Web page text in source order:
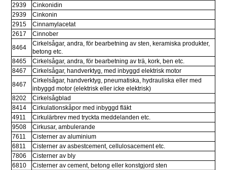
2939
Cinkonidin
2939
Cinkonin
2915
Cinnamylacetat
2617
Cinnober
8464
Cirkelsågar, andra, för bearbetning av sten, keramiska produkter,
betong etc.
8465
Cirkelsågar, andra, för bearbetning av trä, kork, ben etc.
8467
Cirkelsågar, handverktyg, med inbyggd elektrisk motor
8467
Cirkelsågar, handverktyg, pneumatiska, hydrauliska eller med
inbyggd motor (elektrisk eller icke elektrisk)
8202
Cirkelsågblad
8414
Cirkulationskåpor med inbyggd fläkt
4911
Cirkulärbrev med tryckta meddelanden etc.
9508
Cirkusar, ambulerande
7611
Cisterner av aluminium
6811
Cisterner av asbestcement, cellulosacement etc.
7806
Cisterner av bly
6810
Cisterner av cement, betong eller konstgjord sten